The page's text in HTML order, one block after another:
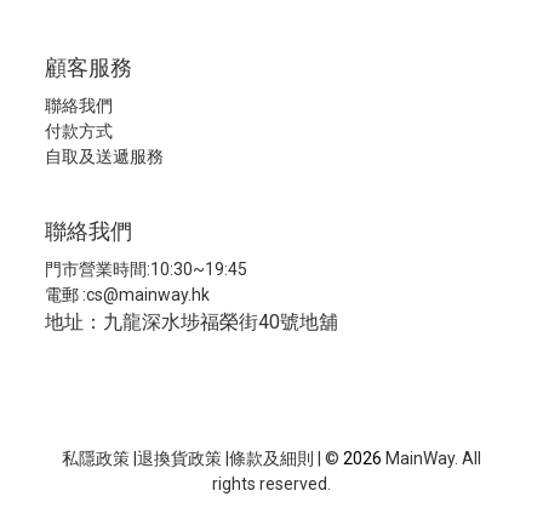
顧客服務
聯絡我們
付款方式
自取及送遞服務
聯絡我們
門市營業時間:10:30~19:45
電郵 :cs@mainway.hk
地址：九龍深水埗福榮街40號地舖
私隱政策 退換貨政策 條款及細則 | © 2026 MainWay. All
rights reserved.